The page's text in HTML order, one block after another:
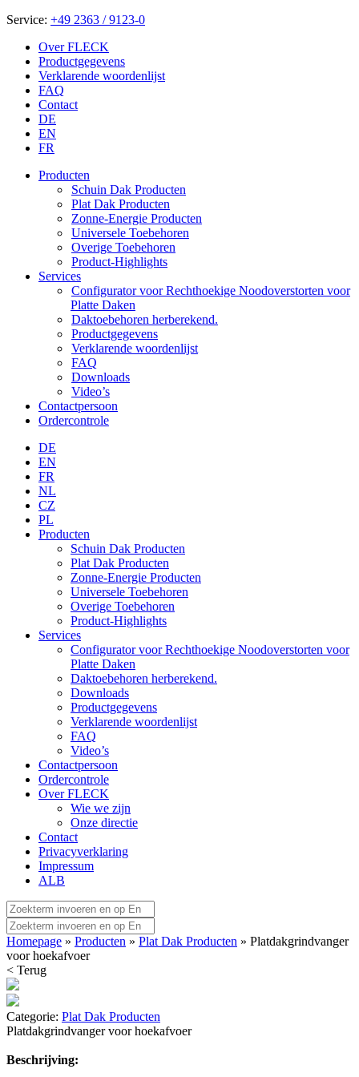
Service: +49 2363 / 9123-0
Over FLECK
Productgegevens
Verklarende woordenlijst
FAQ
Contact
DE
EN
FR
Producten
Schuin Dak Producten
Plat Dak Producten
Zonne-Energie Producten
Universele Toebehoren
Overige Toebehoren
Product-Highlights
Services
Configurator voor Rechthoekige Noodoverstorten voor
Platte Daken
Daktoebehoren herberekend.
Productgegevens
Verklarende woordenlijst
FAQ
Downloads
Video’s
Contactpersoon
Ordercontrole
DE
EN
FR
NL
CZ
PL
Producten
Schuin Dak Producten
Plat Dak Producten
Zonne-Energie Producten
Universele Toebehoren
Overige Toebehoren
Product-Highlights
Services
Configurator voor Rechthoekige Noodoverstorten voor
Platte Daken
Daktoebehoren herberekend.
Downloads
Productgegevens
Verklarende woordenlijst
FAQ
Video’s
Contactpersoon
Ordercontrole
Over FLECK
Wie we zijn
Onze directie
Contact
Privacyverklaring
Impressum
ALB
Homepage » Producten » Plat Dak Producten » Platdakgrindvanger
voor hoekafvoer
< Terug
Categorie: Plat Dak Producten
Platdakgrindvanger voor hoekafvoer
Beschrijving: